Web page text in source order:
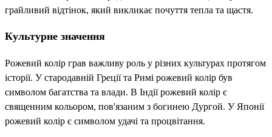
грайливий відтінок, який викликає почуття тепла та щастя.
Культурне значення
Рожевий колір грав важливу роль у різних культурах протягом
історії. У стародавній Греції та Римі рожевий колір був
символом багатства та влади. В Індії рожевий колір є
священним кольором, пов'язаним з богинею Дургой. У Японії
рожевий колір є символом удачі та процвітання.